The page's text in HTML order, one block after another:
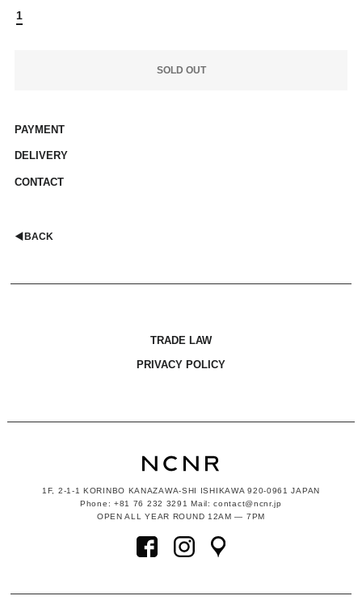
1
SOLD OUT
PAYMENT
DELIVERY
CONTACT
◀︎BACK
TRADE LAW
PRIVACY POLICY
1F, 2-1-1KORINBO KANAZAWA-SHI ISHIKAWA 920-0961 JAPAN
Phone: +81 76 232 3291 Mail: contact@ncnr.jp
OPEN ALL YEAR ROUND 12AM — 7PM